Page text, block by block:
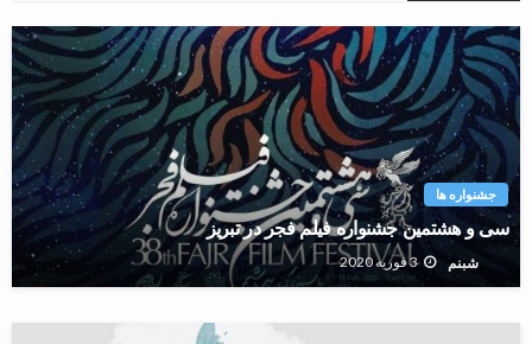
جشنواره ها
سی و هشتمین جشنواره فیلم فجر در تبریز
شبنم 3 فوریه 2020